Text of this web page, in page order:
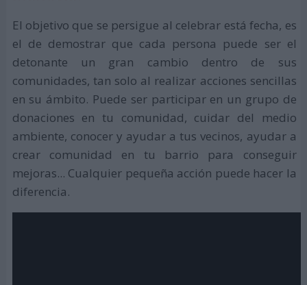
El objetivo que se persigue al celebrar está fecha, es
el de demostrar que cada persona puede ser el
detonante un gran cambio dentro de sus
comunidades, tan solo al realizar acciones sencillas
en su ámbito. Puede ser participar en un grupo de
donaciones en tu comunidad, cuidar del medio
ambiente, conocer y ayudar a tus vecinos, ayudar a
crear comunidad en tu barrio para conseguir
mejoras... Cualquier pequeña acción puede hacer la
diferencia.